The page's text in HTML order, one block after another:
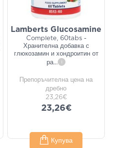
Lamberts Glucosamine
Complete, 60tabs -
Хранителна добавка с
глюкозамин и хондроитин от
ра... i
Препоръчителна цена на
дребно
23,26€
23,26€
Купува